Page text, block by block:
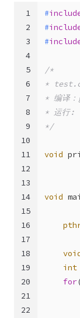
1
2
3
4
5
6
7
8
9
10
11
12
13
14
15
16
17
18
19
20
21
22
#
#
#
/*
*
* 编译
* 运行
*/
void
void
int
for